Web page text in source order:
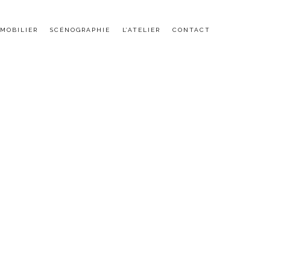
MOBILIER SCÉNOGRAPHIE L’ATELIER CONTACT